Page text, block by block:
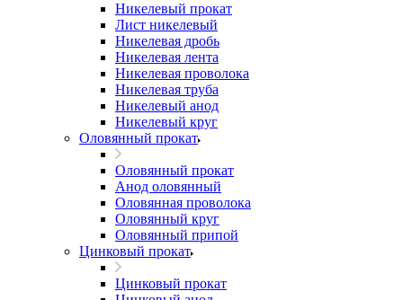
Никелевый прокат
Лист никелевый
Никелевая дробь
Никелевая лента
Никелевая проволока
Никелевая труба
Никелевый анод
Никелевый круг
Оловянный прокат
Оловянный прокат
Анод оловянный
Оловянная проволока
Оловянный круг
Оловянный припой
Цинковый прокат
Цинковый прокат